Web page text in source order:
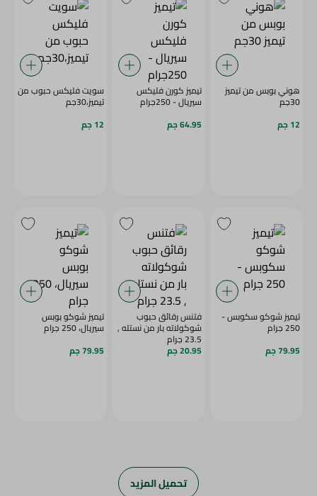
هوني بوبس من تيميز
30جم
12 جم
تيميز كورن فليكس
سيريال - 250جرام
64.95 جم
سويت فليكس حبوب من
تيميز،30جم
12 جم
تيميز شوكو سكوبس -
250 جرام
79.95 جم
فتنس رقائق حبوب
شوكولاته بار من نستله ,
23.5 جرام
20.95 جم
تيميز شوكو بوبس
سيريال، 250 جرام
79.95 جم
تحميل المزيد